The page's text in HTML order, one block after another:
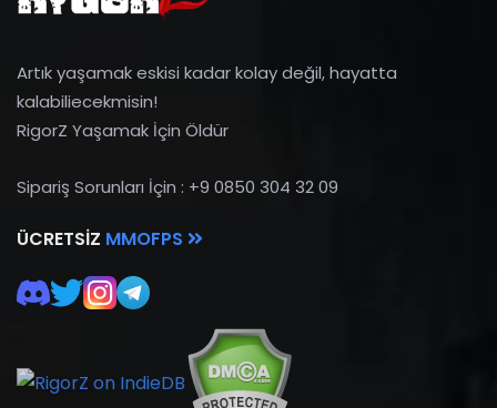
Artık yaşamak eskisi kadar kolay değil, hayatta
kalabiliecekmisin!
RigorZ Yaşamak İçin Öldür
Sipariş Sorunları İçin : +9 0850 304 32 09
ÜCRETSIZ MMOFPS